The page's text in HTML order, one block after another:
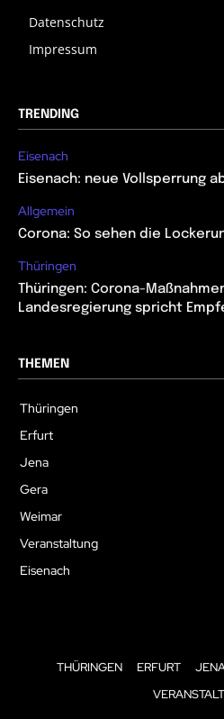
Datenschutz
Impressum
TRENDING
Eisenach
Eisenach: neue Vollsperrung
Allgemein
Corona: So sehen die
Thüringen
Thüringen: Corona-
Landesregierung spricht
THEMEN
Thüringen
Erfurt
Jena
Gera
Weimar
Veranstaltung
Eisenach
THÜRINGEN ERFURT